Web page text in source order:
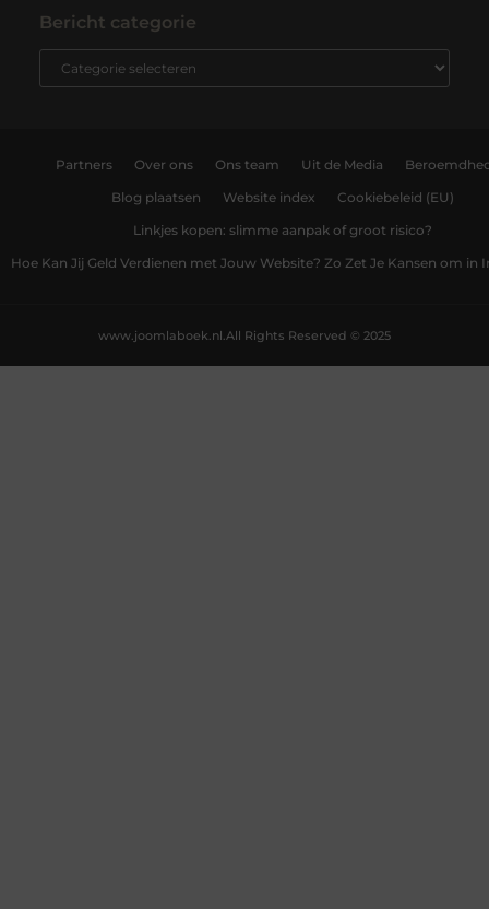
Bericht categorie
Partners Over ons Ons team Uit de Media
Blog plaatsen Website index Cookiebeleid (EU)
Linkjes kopen: slimme aanpak of groot risico?
Hoe Kan Jij Geld Verdienen met Jouw Website? Zo Zet Je Kansen om in
All Rights Reserved © 2025
www.joomlaboek.nl.